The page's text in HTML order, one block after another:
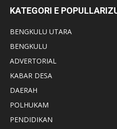
KATEGORI E
BENGKULU UTARA
BENGKULU
ADVERTORIAL
KABAR DESA
DAERAH
POLHUKAM
PENDIDIKAN